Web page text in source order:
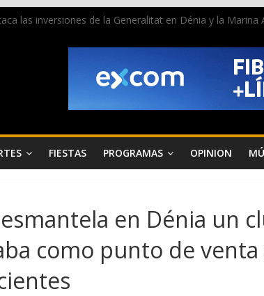
las inversiones de la Generalitat en Dénia y la
de Dénia reunirá durante agosto a figuras nacionales e
reciben las llaves de la ciudad y dan inicio a las
a la juventud a disfrutar de la fiesta sin alcohol
FIESTAS PROGRAMAS OPINION
en Dénia un
como punto de venta